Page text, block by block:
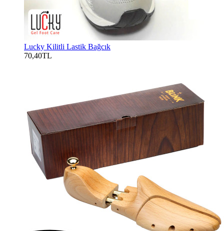
Lucky Kilitli Lastik Bağcık
70,40TL